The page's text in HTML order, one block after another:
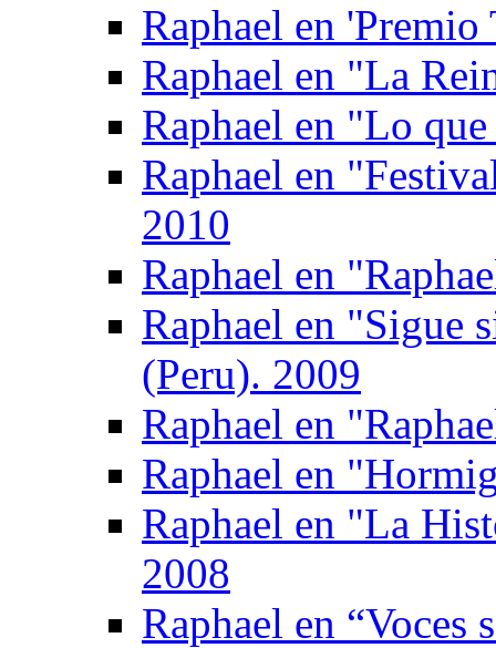
Raphael en
Raphael en "La
Raphael en "Lo
Raphael en
2010
Raphael en
Raphael en "Sigue
(Peru). 2009
Raphael en
Raphael en
Raphael en "La
2008
Raphael en “Voces